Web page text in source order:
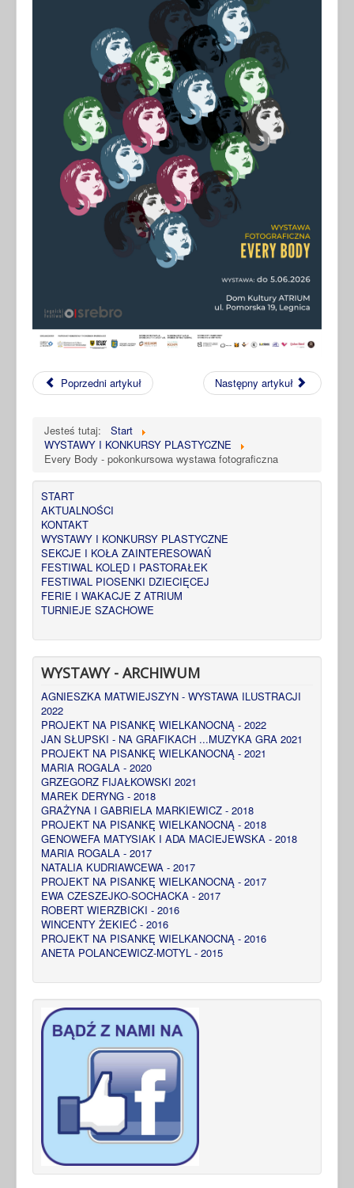
Poprzedni artykuł Następny artykuł
Jesteś tutaj:
Start
WYSTAWY I KONKURSY PLASTYCZNE
Every Body - pokonkursowa wystawa fotograficzna
START
AKTUALNOŚCI
KONTAKT
WYSTAWY I KONKURSY PLASTYCZNE
SEKCJE I KOŁA ZAINTERESOWAŃ
FESTIWAL KOLĘD I PASTORAŁEK
FESTIWAL PIOSENKI DZIECIĘCEJ
FERIE I WAKACJE Z ATRIUM
TURNIEJE SZACHOWE
WYSTAWY - ARCHIWUM
AGNIESZKA MATWIEJSZYN - WYSTAWA ILUSTRACJI
2022
PROJEKT NA PISANKĘ WIELKANOCNĄ - 2022
JAN SŁUPSKI - NA GRAFIKACH ...MUZYKA GRA 2021
PROJEKT NA PISANKĘ WIELKANOCNĄ - 2021
MARIA ROGALA - 2020
GRZEGORZ FIJAŁKOWSKI 2021
MAREK DERYNG - 2018
GRAŻYNA I GABRIELA MARKIEWICZ - 2018
PROJEKT NA PISANKĘ WIELKANOCNĄ - 2018
GENOWEFA MATYSIAK I ADA MACIEJEWSKA - 2018
MARIA ROGALA - 2017
NATALIA KUDRIAWCEWA - 2017
PROJEKT NA PISANKĘ WIELKANOCNĄ - 2017
EWA CZESZEJKO-SOCHACKA - 2017
ROBERT WIERZBICKI - 2016
WINCENTY ŻEKIEĆ - 2016
PROJEKT NA PISANKĘ WIELKANOCNĄ - 2016
ANETA POLANCEWICZ-MOTYL - 2015